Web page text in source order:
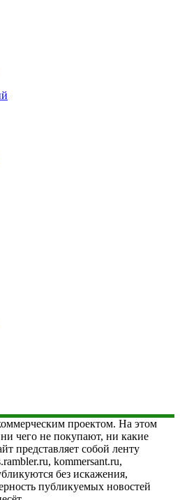
проектом. На этом
чего не покупают, ни какие
представляет собой ленту
kommersant.ru,
без искажения,
публикуемых новостей